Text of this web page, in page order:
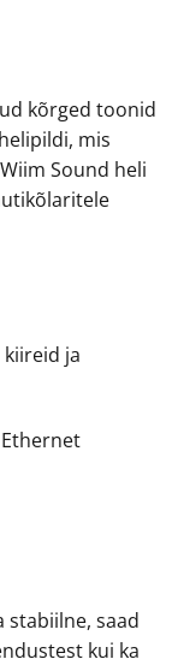
kõrged toonid
mis
Sound heli
ja
stabiilne, saad
kui ka